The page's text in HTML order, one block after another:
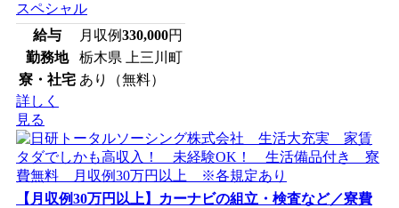
スペシャル
給与
月収例330,000円
勤務地
栃木県 上三川町
寮・社宅 あり（無料）
詳しく
見る
【月収例30万円以上】カーナビの組立・検査など／寮費